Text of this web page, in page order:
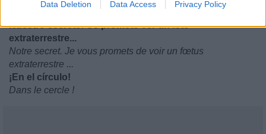
Data Deletion Data Access Privacy Policy
Loin de tout détective qui séquestre
Nuestro secreto. Os prometo ver un feto
extraterrestre...
Notre secret. Je vous promets de voir un fœtus
extraterrestre ...
¡En el círculo!
Dans le cercle !